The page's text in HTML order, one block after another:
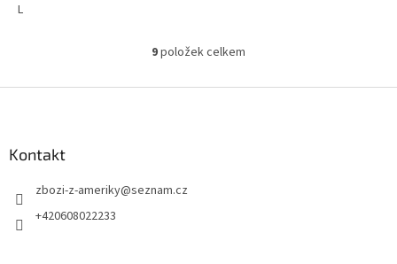
L
O
l
9položek celkem
Kontakt
zbozi-z-ameriky@seznam.cz
+420608022233